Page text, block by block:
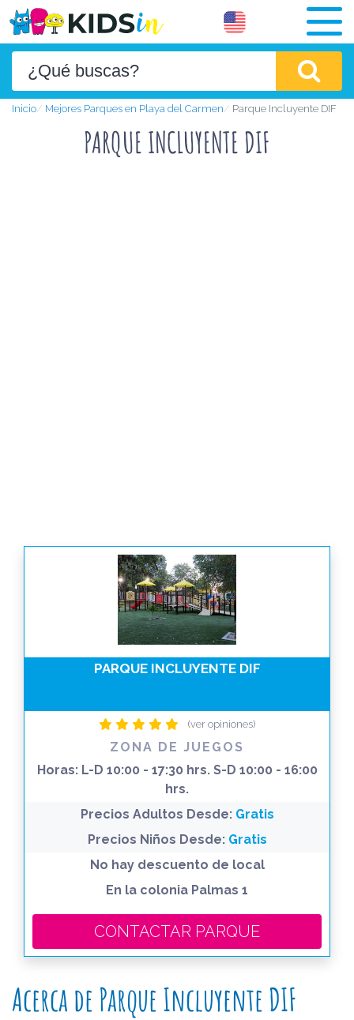
Inicio Mejores Parques en Playa del Carmen Parque Incluyente DIF
PARQUE INCLUYENTE DIF
PARQUE INCLUYENTE DIF
(ver opiniones)
ZONA DE JUEGOS
Horas: L-D 10:00 - 17:30 hrs. S-D 10:00 - 16:00
hrs.
Precios Adultos Desde: Gratis
Precios Niños Desde: Gratis
No hay descuento de local
En la colonia Palmas 1
CONTACTAR PARQUE
Acerca de Parque Incluyente DIF